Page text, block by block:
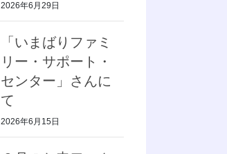
2026年6月29日
「いまばりファミ
リー・サポート・
センター」さんに
て
2026年6月15日